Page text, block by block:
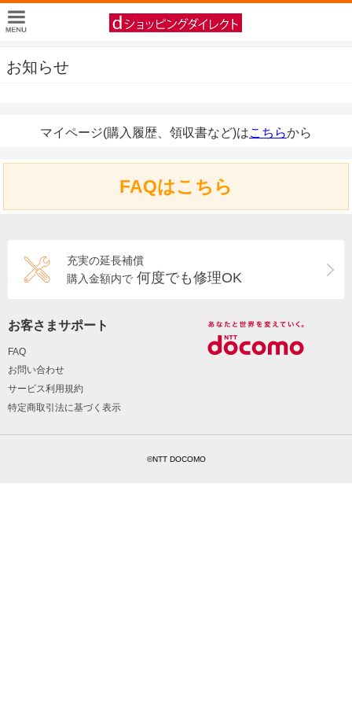
お知らせ
マイページ(購入履歴、領収書など)はこちらから
FAQはこちら
充実の延長補償
購入金額内で 何度でも修理OK
お客さまサポート
FAQ
お問い合わせ
サービス利用規約
特定商取引法に基づく表示
©NTT DOCOMO